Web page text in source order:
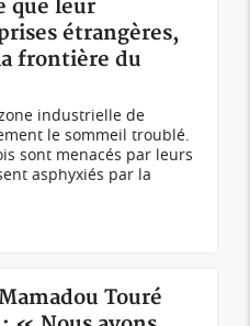
que leur
étrangères,
frontière du
industrielle de
le sommeil troublé.
sont menacés par leurs
asphyxiés par la
Touré